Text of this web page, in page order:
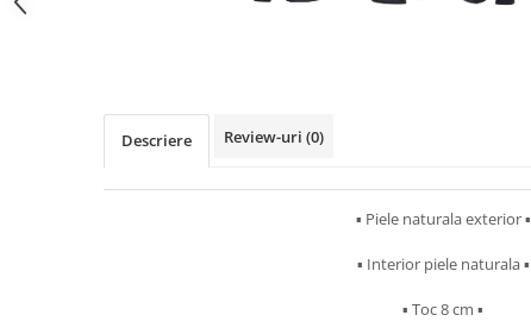
Descriere Review-uri (0)
▪︎ Piele naturala exterior ▪︎
▪︎ Interior piele naturala ▪︎
▪︎ Toc 8 cm ▪︎